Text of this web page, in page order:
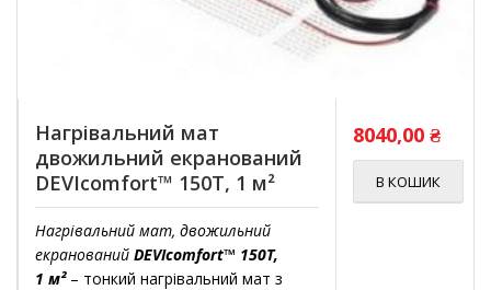
Нагрівальний мат
двожильний екранований
DEVIcomfort™ 150T, 1 м²
Нагрівальний мат, двожильний
екранований DEVIcomfort™ 150T,
1 м² – тонкий нагрівальний мат з
8040,00₴
В КОШИК